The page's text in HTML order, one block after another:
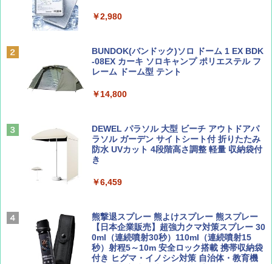
ディズニーファン ２０２６年 ９月号 [雑
誌] (ＤＩＳＮＥＹ ＦＡＮ)
山と溪谷 2026年8月号「南アルプス大全」
￥1,540
￥1,540
地球の歩き方 スター・ウォーズ
￥2,695
僕が見た未来【完全版】
￥0
球の歩き方A ヨーロッパ
￥2,479
&ハイキング カーキ PATC-150(KH)
PYKES PEAK (パイクスピーク) 着替えテン
人用 折りたたみ 防災グッズ 災害用トイレ ビ
￥4,980
テント ワンタッチ RENEW 幅200 2-3人用 43
￥5,999
[キャンパーズコレクション 山善] 傘みたいに
広げるだけ パッとサッとテント ブラックコ
￥2,980
BUNDOK(バンドック)ソロ ドーム 1 EX BDK
-08EX カーキ ソロキャンプ ポリエステル フ
レーム ドーム型 テント
￥14,800
DEWEL パラソル 大型 ビーチ アウトドアパ
ラソル ガーデン サイトシート付 折りたたみ
防水 UVカット 4段階高さ調整 軽量 収納袋付
き
￥6,459
熊撃退スプレー 熊よけスプレー 熊スプレー
【日本企業販売】超強力クマ対策スプレー 30
0ml（連続噴射30秒）110ml（連続噴射15
秒）射程5～10m 安全ロック搭載 携帯収納袋
付き ヒグマ・イノシシ対策 自治体・教育機